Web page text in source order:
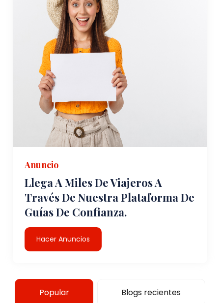
Anuncio
Llega A Miles De Viajeros A
Través De Nuestra Plataforma De
Guías De Confianza.
Hacer Anuncios
Popular Blogs recientes